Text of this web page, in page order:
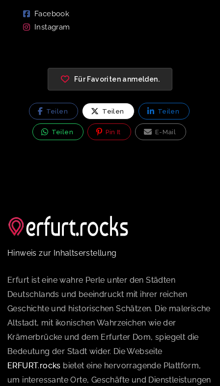
Facebook
Instagram
Für Favoriten anmelden.
Teilen Teilen Teilen
Teilen Pin It E-Mail
Hinweis zur Inhaltserstellung
Erfurt ist eine wahre Perle unter den Städten
Deutschlands und beeindruckt mit ihrer reichen
Geschichte und historischen Schätzen. Die malerische
Altstadt, mit ikonischen Wahrzeichen wie der
Krämerbrücke und dem Erfurter Dom, spiegelt die
Bedeutung der Stadt wider. Die Webseite
ERFURT.rocks bietet eine hervorragende Plattform,
um interessante Orte, Geschäfte und Dienstleistungen